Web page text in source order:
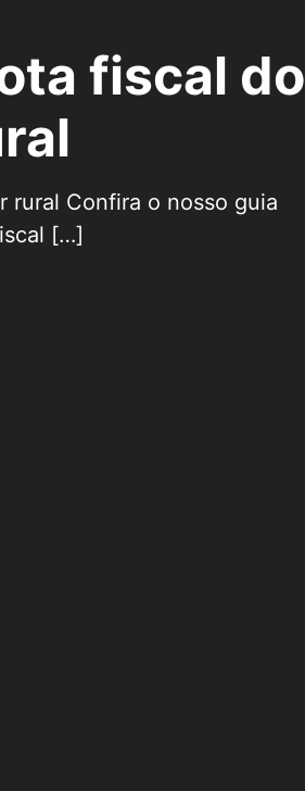
fiscal do
rural Confira o nosso guia
[…]